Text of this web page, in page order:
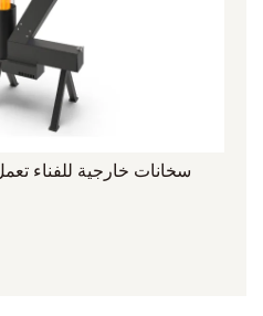
سخانات خارجية للفناء